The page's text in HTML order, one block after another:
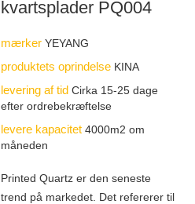
kvartsplader PQ004
mærker YEYANG
produktets oprindelse KINA
levering af tid Cirka 15-25 dage
efter ordrebekræftelse
levere kapacitet 4000m2 om
måneden
Printed Quartz er den seneste
trend på markedet. Det refererer til